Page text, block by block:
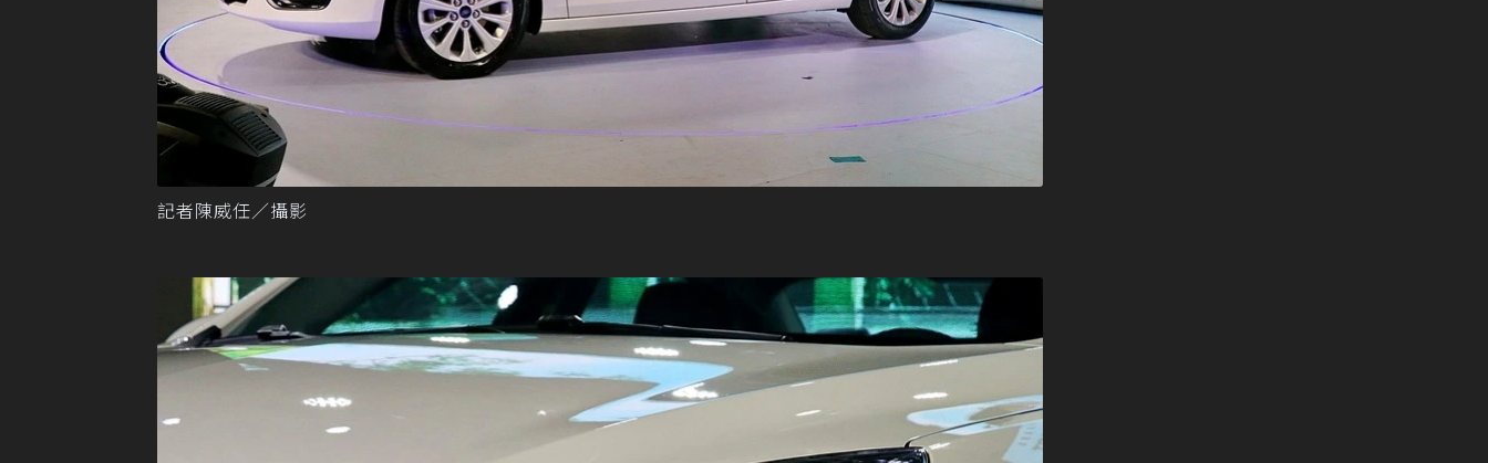
記者陳威任／攝影